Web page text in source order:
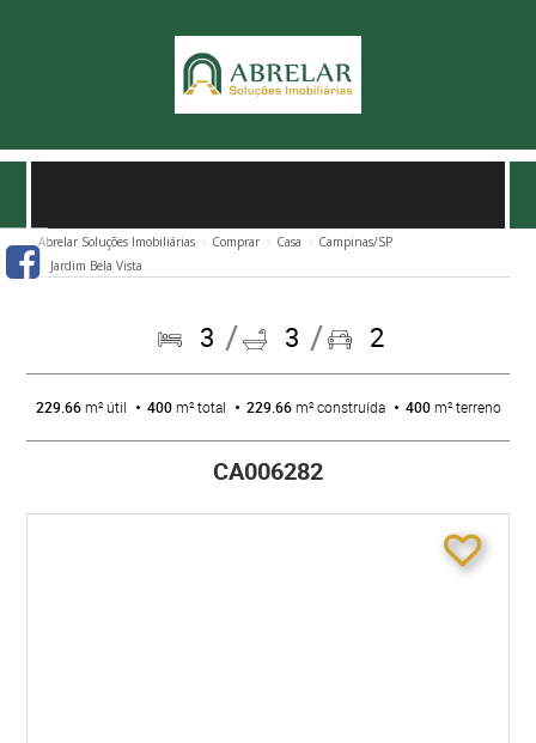
Abrelar Soluções Imobiliárias Comprar Casa
Campinas/SP
Jardim Bela Vista
3 3 2
229.66m² útil 400m² total 229.66m² construída 400m² terreno
CA006282